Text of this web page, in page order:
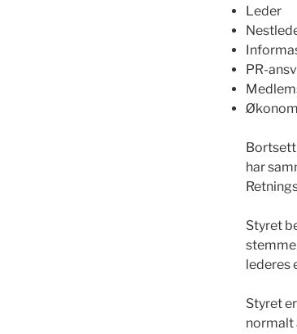
Leder
PR-
Bortsett
har
Styret
lederes
Styret
normalt